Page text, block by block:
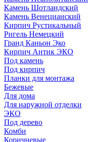
Камень Шотландский
Камень Венецианский
Кирпич Рустикальный
Ригель Немецкий
Гранд Каньон Эко
Кирпич Антик ЭКО
Под камень
Под кирпич
Планки для монтажа
Бежевые
Для дома
Для наружной отделки
ЭКO
Под дерево
Комби
Коричневые